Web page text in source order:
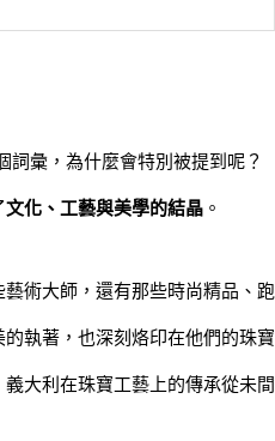
彙，為什麼會特別被提到呢？
文化、工藝與美學的結晶 。
術大師，還有那些時尚精品、跑
執著，也深刻烙印在他們的珠寶
大利在珠寶工藝上的傳承從未間